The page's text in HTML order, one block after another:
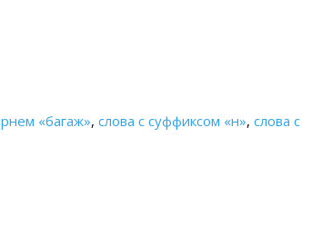
«багаж», слова с суффиксом «н», слова с